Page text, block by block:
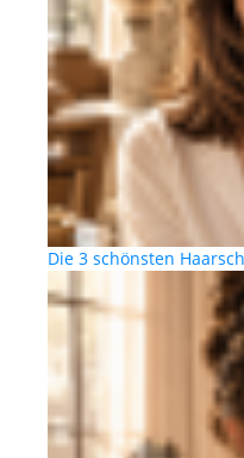
Die 3 schönsten